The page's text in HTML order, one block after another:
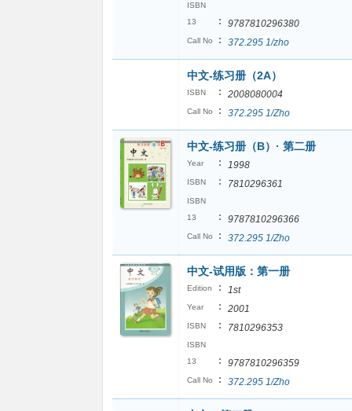
ISBN
13
: 9787810296380
Call No : 372.295 1/zho
中文-练习册（2A）
ISBN : 2008080004
Call No : 372.295 1/Zho
中文-练习册（B）· 第二册
Year : 1998
ISBN : 7810296361
ISBN
13
: 9787810296366
Call No : 372.295 1/Zho
中文-试用版：第一册
Edition : 1st
Year : 2001
ISBN : 7810296353
ISBN
13
: 9787810296359
Call No : 372.295 1/Zho